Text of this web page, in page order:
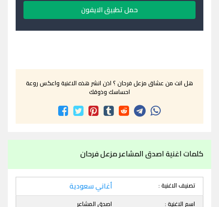
حمل تطبيق الايفون
هل انت من عشاق مزعل فرحان ؟ اذن انشر هذه الاغنية واعكس روعة
احساسك وذوقك
كلمات اغنية اصدق المشاعر مزعل فرحان
تصنيف الاغنية : أغاني سعودية
اسم الاغنية : اصدق المشاعر